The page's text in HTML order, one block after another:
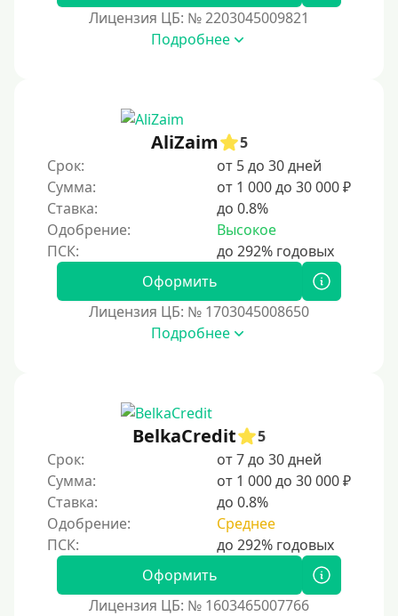
5 лет
Краткосрочные
Долгосрочные
Принятие решения
За 1 минуту
За 15 минут
За час
Срочные
Моментальные онлайн
В день обращения
Лицензия ЦБ: № 2203045009821
Подробнее
AliZaim
5
Срок:
от 5 до 30 дней
Сумма:
от 1 000 до 30 000 ₽
Ставка:
до 0.8%
Одобрение:
Высокое
Оформить
Лицензия ЦБ: № 1703045008650
Подробнее
BelkaCredit
5
Срок:
от 7 до 30 дней
Сумма:
от 1 000 до 30 000 ₽
Ставка:
до 0.8%
Одобрение:
Среднее
Оформить
Лицензия ЦБ: № 1603465007766